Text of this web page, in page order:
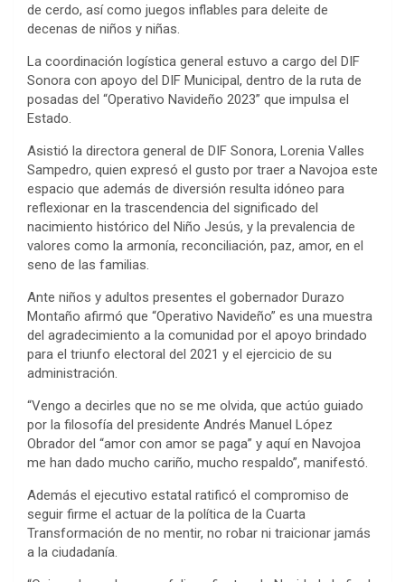
de cerdo, así como juegos inflables para deleite de
decenas de niños y niñas.
La coordinación logística general estuvo a cargo del DIF
Sonora con apoyo del DIF Municipal, dentro de la ruta de
posadas del “Operativo Navideño 2023” que impulsa el
Estado.
Asistió la directora general de DIF Sonora, Lorenia Valles
Sampedro, quien expresó el gusto por traer a Navojoa este
espacio que además de diversión resulta idóneo para
reflexionar en la trascendencia del significado del
nacimiento histórico del Niño Jesús, y la prevalencia de
valores como la armonía, reconciliación, paz, amor, en el
seno de las familias.
Ante niños y adultos presentes el gobernador Durazo
Montaño afirmó que “Operativo Navideño” es una muestra
del agradecimiento a la comunidad por el apoyo brindado
para el triunfo electoral del 2021 y el ejercicio de su
administración.
“Vengo a decirles que no se me olvida, que actúo guiado
por la filosofía del presidente Andrés Manuel López
Obrador del “amor con amor se paga” y aquí en Navojoa
me han dado mucho cariño, mucho respaldo”, manifestó.
Además el ejecutivo estatal ratificó el compromiso de
seguir firme el actuar de la política de la Cuarta
Transformación de no mentir, no robar ni traicionar jamás
a la ciudadanía.